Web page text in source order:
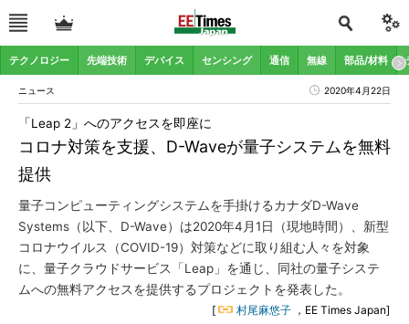
テクノロジー 先端技術 デバイス センシング 通信 無線 部品/材料
ニュース 2020年4月22日
コロナ対策を支援、D-Waveが量子システムを無料
提供
「Leap 2」へのアクセスを即座に
量子コンピューティングシステムを手掛けるカナダD-Wave
Systems（以下、D-Wave）は2020年4月1日（現地時間）、新型
コロナウイルス（COVID-19）対策などに取り組む人々を対象
に、量子クラウドサービス「Leap」を通じ、同社の量子システ
ムへの無料アクセスを提供するプロジェクトを発表した。
[ 村尾麻悠子 ，EE Times Japan]